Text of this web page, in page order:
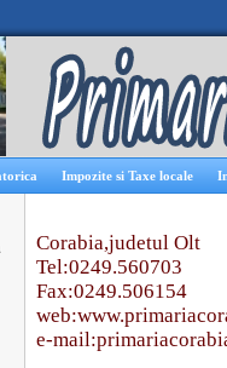
Impozite si Taxe locale
Corabia,judetul Olt
Tel:0249.560703
Fax:0249.506154
e-